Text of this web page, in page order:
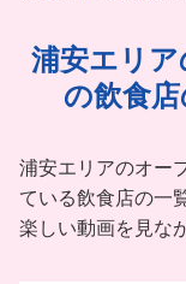
浦安エリ
の飲食
浦安エリアのオー
ている飲食店の一
楽しい動画を見な